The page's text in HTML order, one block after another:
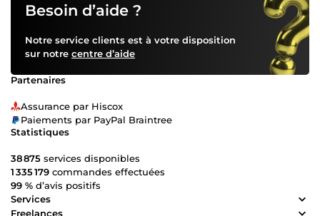
Besoin d’aide ?
Notre service clients est à votre disposition
sur notre centre d’aide
Partenaires
Assurance par Hiscox
Paiements par PayPal Braintree
Statistiques
38 875 services disponibles
1 335 179 commandes effectuées
99 % d’avis positifs
Services
Freelances